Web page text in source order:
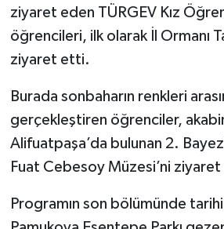
ziyaret eden TÜRGEV Kız
öğrencileri, ilk olarak İl Ormanı
ziyaret etti.
Burada sonbaharın renkleri
gerçekleştiren öğrenciler,
Alifuatpaşa’da bulunan 2.
Fuat Cebesoy Müzesi’ni
Programın son bölümünde tarihi